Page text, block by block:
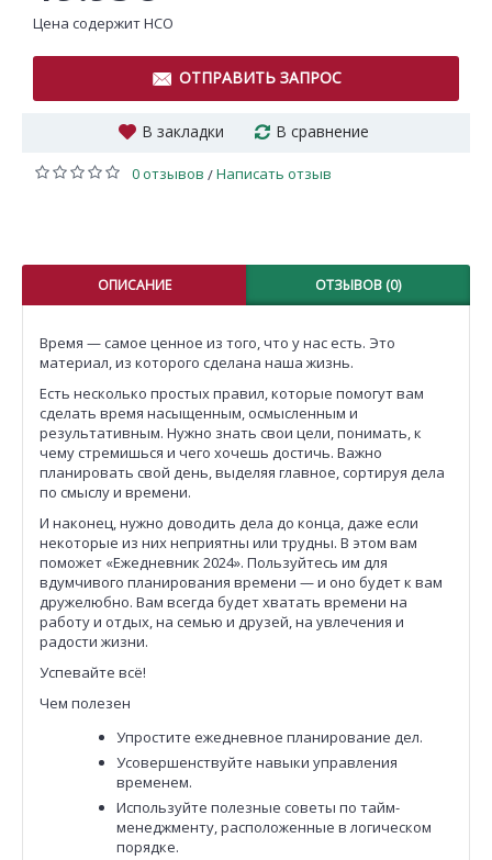
Цена содержит НСО
ОТПРАВИТЬ ЗАПРОС
В закладки В сравнение
0 отзывов /Написать отзыв
ОПИСАНИЕ ОТЗЫВОВ (0)
Время — самое ценное из того, что у нас есть. Это
материал, из которого сделана наша жизнь.
Есть несколько простых правил, которые помогут вам
сделать время насыщенным, осмысленным и
результативным. Нужно знать свои цели, понимать, к
чему стремишься и чего хочешь достичь. Важно
планировать свой день, выделяя главное, сортируя дела
по смыслу и времени.
И наконец, нужно доводить дела до конца, даже если
некоторые из них неприятны или трудны. В этом вам
поможет «Ежедневник 2024». Пользуйтесь им для
вдумчивого планирования времени — и оно будет к вам
дружелюбно. Вам всегда будет хватать времени на
работу и отдых, на семью и друзей, на увлечения и
радости жизни.
Успевайте всё!
Чем полезен
Упростите ежедневное планирование дел.
Усовершенствуйте навыки управления
временем.
Используйте полезные советы по тайм-
менеджменту, расположенные в логическом
порядке.